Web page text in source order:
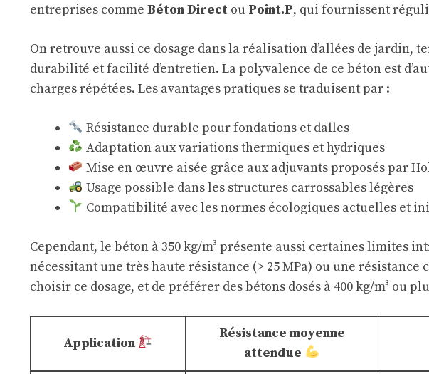
entreprises comme Béton Direct ou Point.P, qui fournissent
On retrouve aussi ce dosage dans la réalisation d’allées de jardin,
durabilité et facilité d’entretien. La polyvalence de ce béton est
charges répétées. Les avantages pratiques se traduisent par :
Résistance durable pour fondations et dalles
Adaptation aux variations thermiques et hydriques
Mise en œuvre aisée grâce aux adjuvants proposés par
Usage possible dans les structures carrossables légères
Compatibilité avec les normes écologiques actuelles et
Cependant, le béton à 350 kg/m³ présente aussi certaines limites
nécessitant une très haute résistance (> 25 MPa) ou une
choisir ce dosage, et de préférer des bétons dosés à 400 kg/m³ ou
Application
Résistance moyenne
attendue